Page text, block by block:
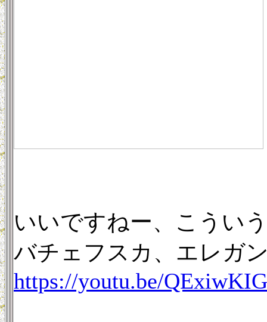
いいですねー、こうい
バチェフスカ、エレガ
https://youtu.be/